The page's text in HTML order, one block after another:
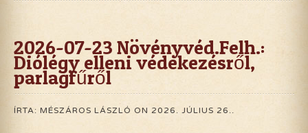
2026-07-23 Növényvéd.Felh.:
Diólégy elleni védekezésről,
parlagfűről
ÍRTA: MÉSZÁROS LÁSZLÓ ON 2026. JÚLIUS 26..